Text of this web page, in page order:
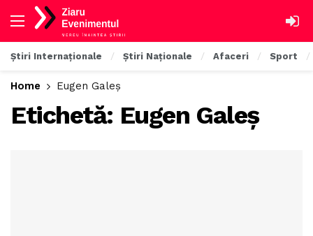
Știri Internaționale Știri Naționale Afaceri Sport
Home Eugen Galeș
Etichetă: Eugen Galeș